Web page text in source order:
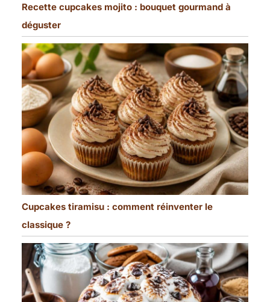
Recette cupcakes mojito : bouquet gourmand à
déguster
Cupcakes tiramisu : comment réinventer le
classique ?